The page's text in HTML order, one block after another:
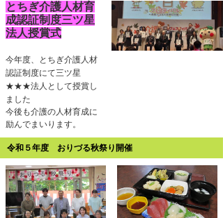
とちぎ介護人材育
成認証制度三ツ星
法人授賞式
今年度、とちぎ介護人材
認証制度にて三ツ星
★★★法人として授賞し
ました
今後も介護の人材育成に
励んでまいります。
令和５年度 おりづる秋祭り開催